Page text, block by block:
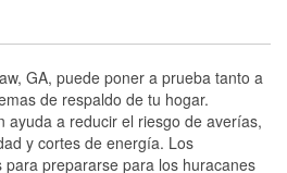
GA, puede poner a prueba tanto a
de respaldo de tu hogar.
ayuda a reducir el riesgo de averías,
y cortes de energía. Los
prepararse para los huracanes